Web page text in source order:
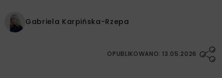
Gabriela Karpińska-Rzepa
OPUBLIKOWANO: 13.05.2026